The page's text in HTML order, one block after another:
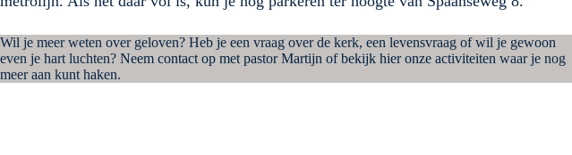
Wil je meer weten over geloven? Heb je een vraag over de kerk, een levensvraag of wil je gewoon
even je hart luchten? Neem contact op met pastor Martijn ofbekijk hier onze activiteiten waar je nog
meer aan kunt haken.